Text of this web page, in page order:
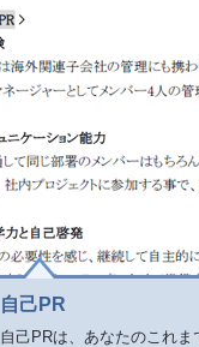
自己PR
自己PRは、あなたのこれ